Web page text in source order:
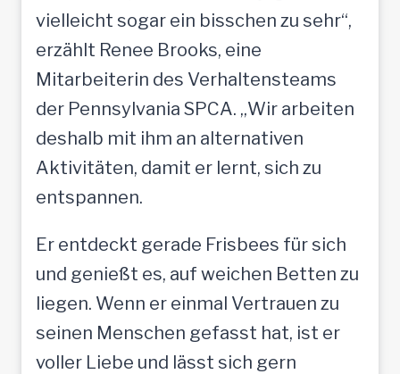
vielleicht sogar ein bisschen zu sehr“,
erzählt Renee Brooks, eine
Mitarbeiterin des Verhaltensteams
der Pennsylvania SPCA. „Wir arbeiten
deshalb mit ihm an alternativen
Aktivitäten, damit er lernt, sich zu
entspannen.
Er entdeckt gerade Frisbees für sich
und genießt es, auf weichen Betten zu
liegen. Wenn er einmal Vertrauen zu
seinen Menschen gefasst hat, ist er
voller Liebe und lässt sich gern